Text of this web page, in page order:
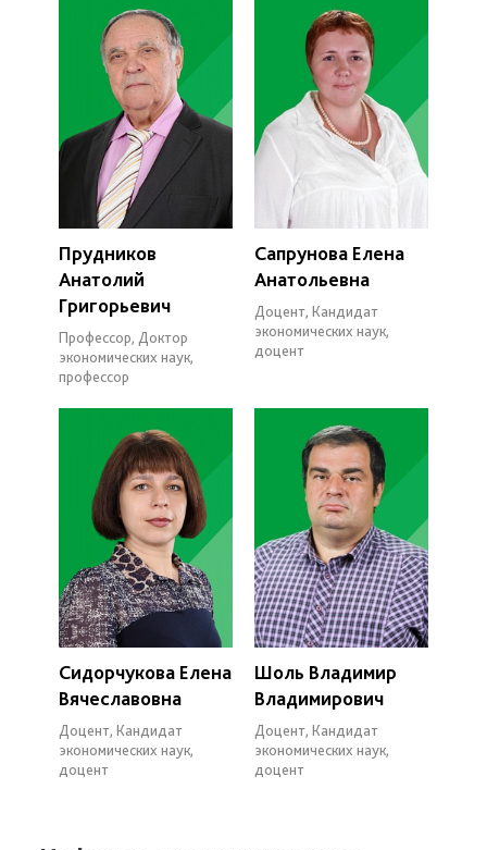
Прудников
Анатолий
Григорьевич
Профессор, Доктор
экономических наук,
профессор
Сапрунова Елена
Анатольевна
Доцент, Кандидат
экономических наук,
доцент
Сидорчукова Елена
Вячеславовна
Доцент, Кандидат
экономических наук,
доцент
Шоль Владимир
Владимирович
Доцент, Кандидат
экономических наук,
доцент